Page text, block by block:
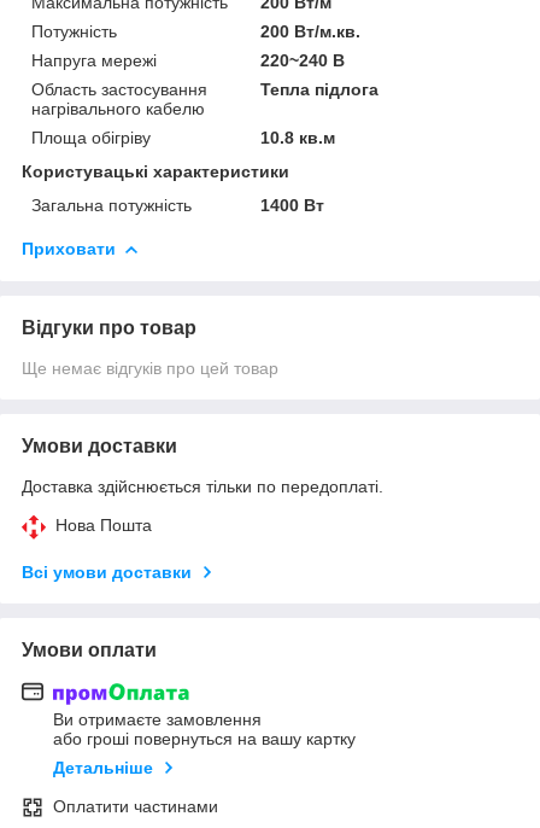
Потужність
200 Вт/м.кв.
Напруга мережі
220~240 В
Область застосування
нагрівального кабелю
Тепла підлога
Площа обігріву
10.8 кв.м
Користувацькі характеристики
Загальна потужність
1400 Вт
Приховати
Відгуки про товар
Ще немає відгуків про цей товар
Умови доставки
Доставка здійснюється тільки по передоплаті.
Нова Пошта
Всі умови доставки
Умови оплати
Ви отримаєте замовлення
або гроші повернуться на вашу картку
Детальніше
Оплатити частинами